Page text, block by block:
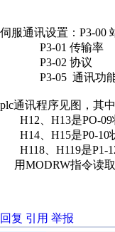
伺服通讯设置：P3-
P3-01 传输率
P3-02 协议 11或
P3-05 通讯功
plc通讯程序见图，其中
H12、H13是PO-09
H14、H15是P0-10
H118、H119是P1-
用MODRW指令读取
回复 引用 举报